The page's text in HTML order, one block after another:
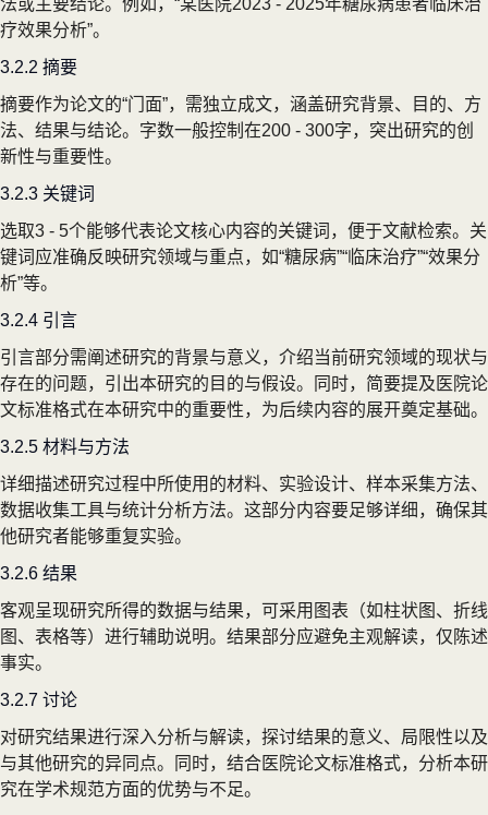
疗效果分析”。
3.2.2 摘要
摘要作为论文的“门面”，需独立成文，涵盖研究背景、目的、方
法、结果与结论。字数一般控制在200 - 300字，突出研究的创
新性与重要性。
3.2.3 关键词
选取3 - 5个能够代表论文核心内容的关键词，便于文献检索。关
键词应准确反映研究领域与重点，如“糖尿病”“临床治疗”“效果分
析”等。
3.2.4 引言
引言部分需阐述研究的背景与意义，介绍当前研究领域的现状与
存在的问题，引出本研究的目的与假设。同时，简要提及医院论
文标准格式在本研究中的重要性，为后续内容的展开奠定基础。
3.2.5 材料与方法
详细描述研究过程中所使用的材料、实验设计、样本采集方法、
数据收集工具与统计分析方法。这部分内容要足够详细，确保其
他研究者能够重复实验。
3.2.6 结果
客观呈现研究所得的数据与结果，可采用图表（如柱状图、折线
图、表格等）进行辅助说明。结果部分应避免主观解读，仅陈述
事实。
3.2.7 讨论
对研究结果进行深入分析与解读，探讨结果的意义、局限性以及
与其他研究的异同点。同时，结合医院论文标准格式，分析本研
究在学术规范方面的优势与不足。